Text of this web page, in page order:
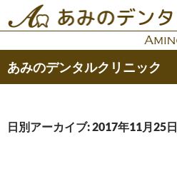
ン
ツ
キ
あみのデンタルクリニック
索
日別アーカイブ: 2017年11月25日